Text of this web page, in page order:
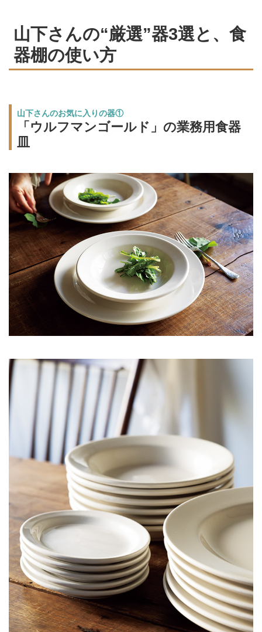
山下さんの“厳選”器3選と、食
器棚の使い方
山下さんのお気に入りの器①
「ウルフマンゴールド」の業務用食器
皿